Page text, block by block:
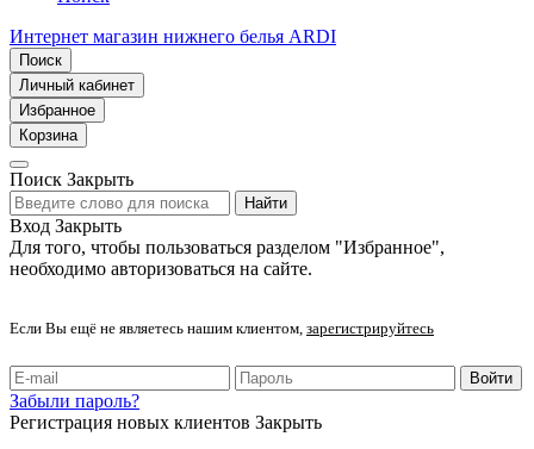
Интернет магазин нижнего белья ARDI
Поиск
Личный кабинет
Избранное
Корзина
Поиск Закрыть
Найти
Вход Закрыть
Для того, чтобы пользоваться разделом "Избранное",
необходимо авторизоваться на сайте.
Если Вы ещё не являетесь нашим клиентом, зарегистрируйтесь
Войти
Забыли пароль?
Регистрация новых клиентов Закрыть